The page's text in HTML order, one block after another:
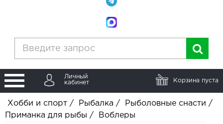
Личный
кабинет
Корзина пуста
Хобби и спорт / Рыбалка / Рыболовные снасти /
Приманка для рыбы / Воблеры